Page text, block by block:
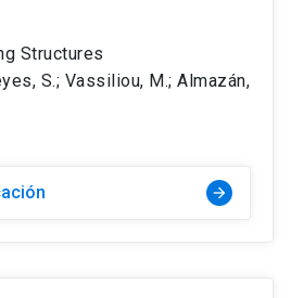
Structures
S.; Vassiliou, M.; Almazán,
arrow_forward